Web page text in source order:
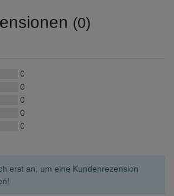
(0)
0
0
0
0
0
erst an, um eine Kundenrezension